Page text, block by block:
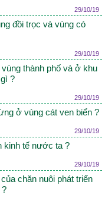
29/10/19
đồi trọc và vùng có
29/10/19
thành phố và ở khu
?
29/10/19
ở vùng cát ven biển ?
29/10/19
kinh tế nước ta ?
29/10/19
chăn nuôi phát triển
?